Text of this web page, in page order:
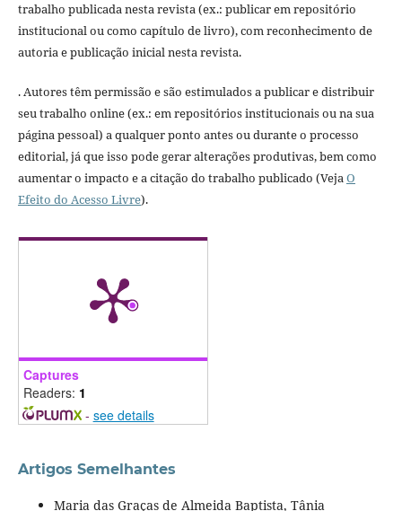
trabalho publicada nesta revista (ex.: publicar em repositório
institucional ou como capítulo de livro), com reconhecimento de
autoria e publicação inicial nesta revista.
. Autores têm permissão e são estimulados a publicar e distribuir
seu trabalho online (ex.: em repositórios institucionais ou na sua
página pessoal) a qualquer ponto antes ou durante o processo
editorial, já que isso pode gerar alterações produtivas, bem como
aumentar o impacto e a citação do trabalho publicado (VejaO
Efeito do Acesso Livre).
Captures
Readers: 1
- see details
Artigos Semelhantes
Maria das Graças de Almeida Baptista, Tânia